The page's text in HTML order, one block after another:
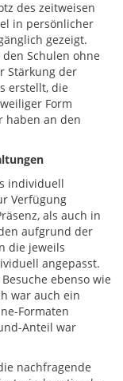
des zeitweisen
in persönlicher
gezeigt.
Schulen ohne
Stärkung der
erstellt, die
Form
haben an den
individuell
Verfügung
als auch in
aufgrund der
die jeweils
angepasst.
ebenso wie
war auch ein
Formaten
Anteil war
nachfragende